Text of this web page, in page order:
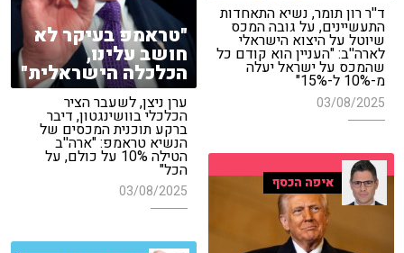
ד''ר רון תומר, נשיא התאחדות
התעשיינים, על גובה המכס
שיוטל על היצוא הישראלי
לארה''ב: "העניין הוא קודם כל
שהמכס על ישראל יעלה
מ-10% ל-15%"
03/08/2025
"טראמפ בעיקר לא
חושב עלינו,
הכלכלה הישראלית"
ערן ניצן, לשעבר הציר
הכלכלי בוושינגטון, דיבר
ברקע תוכנית המכסים של
הנשיא טראמפ: "ארה''ב
הטילה 10% על כולם, על
הכל"
03/08/2025 איפה הכסף